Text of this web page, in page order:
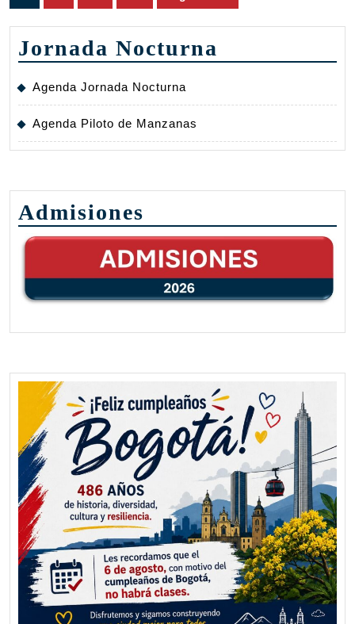
de
entradas
Jornada Nocturna
Agenda Jornada Nocturna
Agenda Piloto de Manzanas
Admisiones